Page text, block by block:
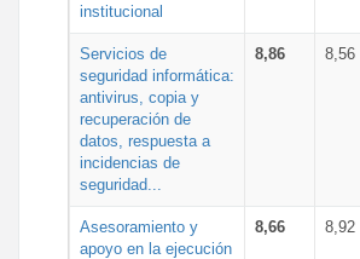
institucional
Servicios de
seguridad informática:
antivirus, copia y
recuperación de
datos, respuesta a
incidencias de
seguridad...
8,86 8,56
Asesoramiento y
apoyo en la ejecución
8,66 8,92